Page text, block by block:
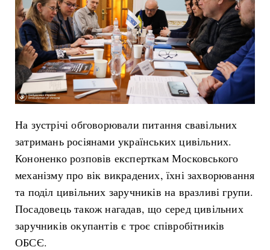
На зустрічі обговорювали питання свавільних
затримань росіянами українських цивільних.
Кононенко розповів експерткам Московського
механізму про вік викрадених, їхні захворювання
та поділ цивільних заручників на вразливі групи.
Посадовець також нагадав, що серед цивільних
заручників окупантів є троє співробітників
ОБСЄ.